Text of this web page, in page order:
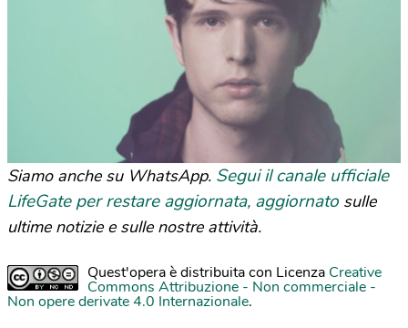
Siamo anche su WhatsApp. Segui il canale ufficiale
LifeGate per restare aggiornata, aggiornato sulle
ultime notizie e sulle nostre attività.
Quest'opera è distribuita con Licenza Creative
Commons Attribuzione - Non commerciale -
Non opere derivate 4.0 Internazionale.